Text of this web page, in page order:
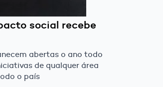
social recebe
abertas o ano todo
de qualquer área
o país